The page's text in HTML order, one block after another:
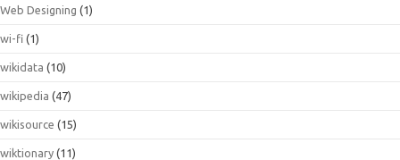
Web Designing (1)
wi-fi (1)
wikidata (10)
wikipedia (47)
wikisource (15)
wiktionary (11)